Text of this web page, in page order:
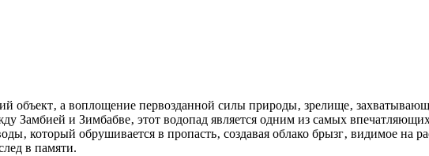
Замбией и Зимбабве‚ этот водопад является одним из самых
который обрушивается в пропасть‚ создавая облако брызг‚ видимое на
в памяти.